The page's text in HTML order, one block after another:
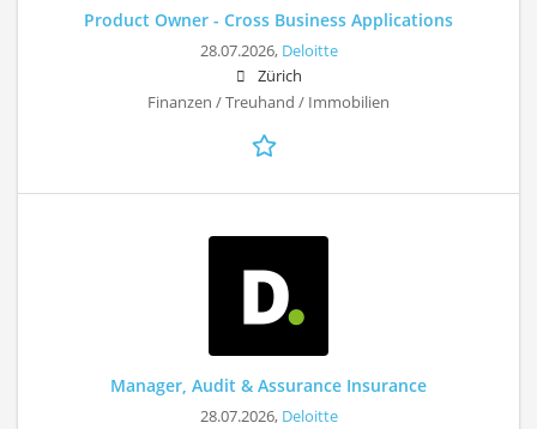
Product Owner - Cross Business Applications
28.07.2026, Deloitte
Zürich
Finanzen / Treuhand / Immobilien
Manager, Audit & Assurance Insurance
28.07.2026, Deloitte